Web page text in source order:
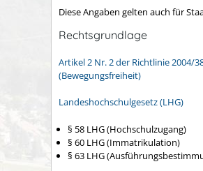
Diese Angaben gelten auch für
Rechtsgrundlage
Artikel 2 Nr. 2 der Richtlinie 2004/
(Bewegungsfreiheit)
Landeshochschulgesetz (LHG)
§ 58 LHG (Hochschulzugang)
§ 60 LHG (Immatrikulation)
§ 63 LHG